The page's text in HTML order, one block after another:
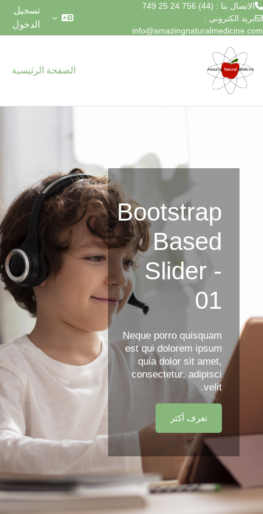
الاتصال بنا : (44) 756 24 25 749
بريد الكتروني :
info@amazingnaturalmedicine.com
تسجيل
الدخول
الصفحة الرئيسية
Bootstrap
Based
Slider -
01
Neque porro quisquam
est qui dolorem ipsum
quia dolor sit amet,
consectetur, adipisci
velit.
تعرف أكثر